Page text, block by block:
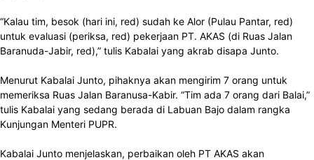
“Kalau tim, besok (hari ini, red) sudah ke Alor (Pulau Pantar, red)
untuk evaluasi (periksa, red) pekerjaan PT. AKAS (di Ruas Jalan
Baranuda-Jabir, red),” tulis Kabalai yang akrab disapa Junto.
Menurut Kabalai Junto, pihaknya akan mengirim 7 orang untuk
memeriksa Ruas Jalan Baranusa-Kabir. “Tim ada 7 orang dari Balai,”
tulis Kabalai yang sedang berada di Labuan Bajo dalam rangka
Kunjungan Menteri PUPR.
Kabalai Junto menjelaskan, perbaikan oleh PT AKAS akan